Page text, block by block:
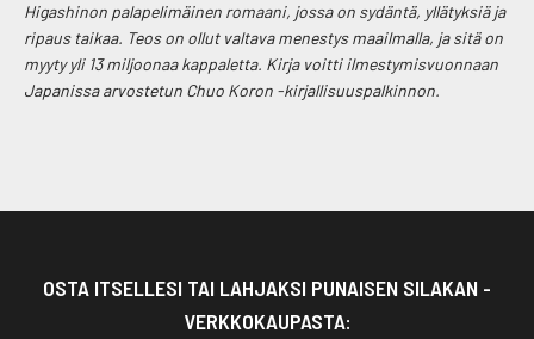
Higashinon palapelimäinen romaani, jossa on sydäntä, yllätyksiä ja
ripaus taikaa. Teos on ollut valtava menestys maailmalla, ja sitä on
myyty yli 13 miljoonaa kappaletta. Kirja voitti ilmestymisvuonnaan
Japanissa arvostetun Chuo Koron -kirjallisuuspalkinnon.
OSTA ITSELLESI TAI LAHJAKSI PUNAISEN SILAKAN -
VERKKOKAUPASTA: